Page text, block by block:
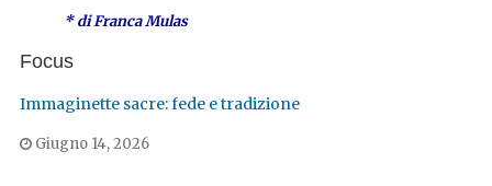
* di Franca Mulas
Focus
Immaginette sacre: fede e tradizione
Giugno 14, 2026